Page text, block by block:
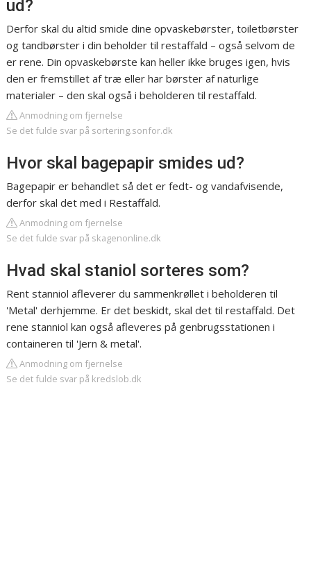
ud?
Derfor skal du altid smide dine opvaskebørster, toiletbørster
og tandbørster i din beholder til restaffald – også selvom de
er rene. Din opvaskebørste kan heller ikke bruges igen, hvis
den er fremstillet af træ eller har børster af naturlige
materialer – den skal også i beholderen til restaffald.
Anmodning om fjernelse
Se det fulde svar på sortering.sonfor.dk
Hvor skal bagepapir smides ud?
Bagepapir er behandlet så det er fedt- og vandafvisende,
derfor skal det med i Restaffald.
Anmodning om fjernelse
Se det fulde svar på skagenonline.dk
Hvad skal staniol sorteres som?
Rent stanniol afleverer du sammenkrøllet i beholderen til
'Metal' derhjemme. Er det beskidt, skal det til restaffald. Det
rene stanniol kan også afleveres på genbrugsstationen i
containeren til 'Jern & metal'.
Anmodning om fjernelse
Se det fulde svar på kredslob.dk